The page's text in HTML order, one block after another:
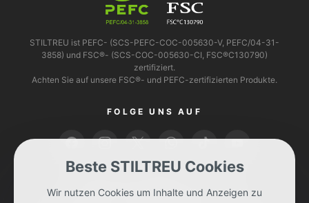
STILTREU ist PEFC- (SCS-PEFC-COC-005630-V, PEFC/04-31-
3858) und FSC®- (SCS-COC-005630-CI, FSC®C130790)
zertifiziert.
Achten Sie auf unsere FSC®- und PEFC-zertifizierten Produkte.
FOLGE UNS AUF
Beste STILTREU Cookies
Wir nutzen Cookies um Inhalte und Anzeigen zu